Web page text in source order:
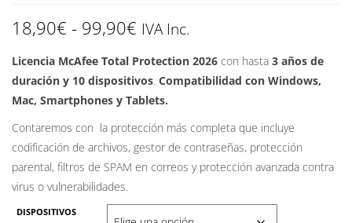
18,90€ - 99,90€ Rango
de
precios:
desde
18,90€
99,90€
IVA Inc.
Licencia McAfee Total Protection 2026 con hasta 3 años de
duración y 10 dispositivos. Compatibilidad con Windows,
Mac, Smartphones y Tablets.
Contaremos con la protección más completa que incluye
codificación de archivos, gestor de contraseñas, protección
parental, filtros de SPAM en correos y protección avanzada contra
virus o vulnerabilidades.
DISPOSITIVOS